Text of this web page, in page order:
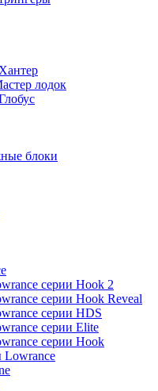
лодок
блоки
серии Hook 2
серии Hook Reveal
серии HDS
серии Elite
серии Hook
Lowrance